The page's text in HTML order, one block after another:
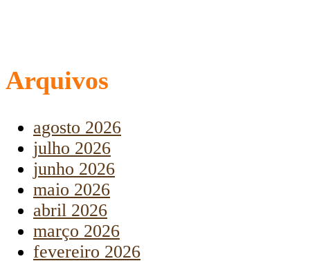
Arquivos
agosto 2026
julho 2026
junho 2026
maio 2026
abril 2026
março 2026
fevereiro 2026